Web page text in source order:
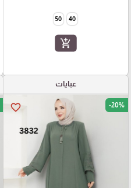
40
50
add_shopping_cart
عبايات
favorite_border -20%